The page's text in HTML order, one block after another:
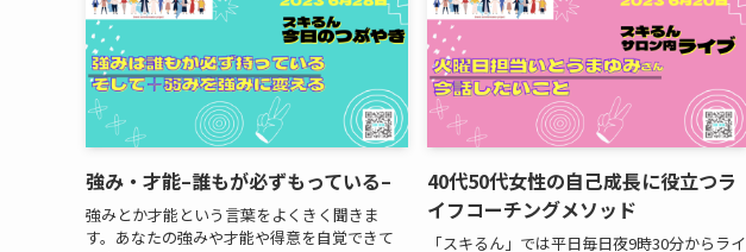
強み・才能–誰もが必ずもっている–
強みとか才能という言葉をよくきく聞きま
す。あなたの強みや才能や得意を自覚できて
40代50代女性の自己成長に役立つラ
イフコーチングメソッド
「スキるん」では平日毎日夜9時30分からライ